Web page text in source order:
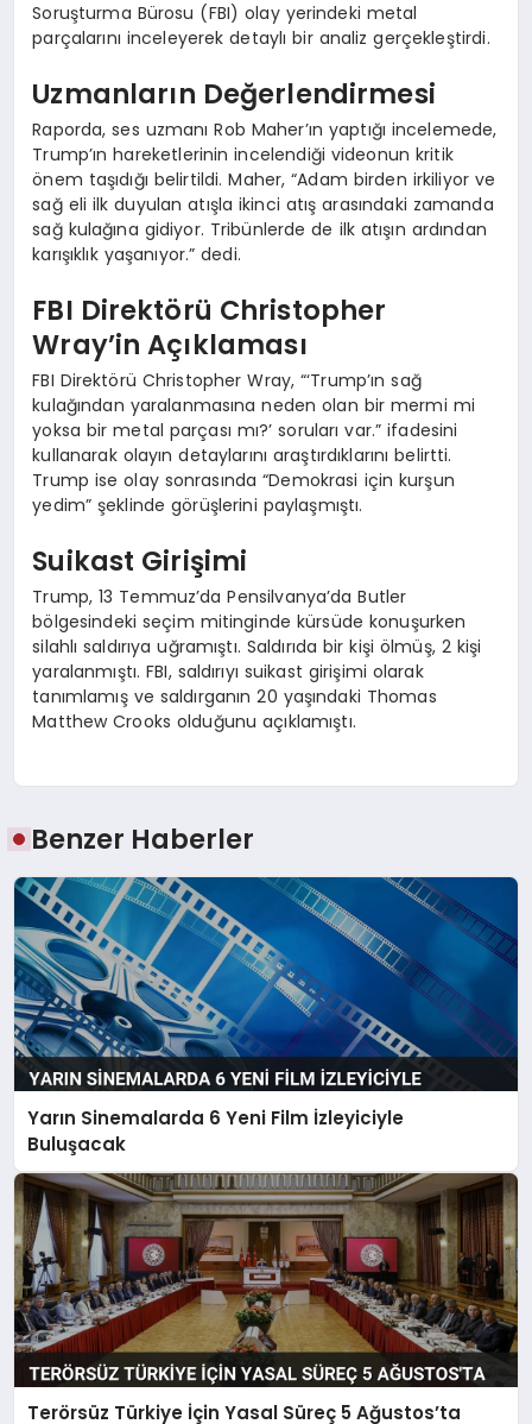
Soruşturma Bürosu (FBI) olay yerindeki metal
parçalarını inceleyerek detaylı bir analiz gerçekleştirdi.
Uzmanların Değerlendirmesi
Raporda, ses uzmanı Rob Maher’ın yaptığı incelemede,
Trump’ın hareketlerinin incelendiği videonun kritik
önem taşıdığı belirtildi. Maher, “Adam birden irkiliyor ve
sağ eli ilk duyulan atışla ikinci atış arasındaki zamanda
sağ kulağına gidiyor. Tribünlerde de ilk atışın ardından
karışıklık yaşanıyor.” dedi.
FBI Direktörü Christopher
Wray’in Açıklaması
FBI Direktörü Christopher Wray, “‘Trump’ın sağ
kulağından yaralanmasına neden olan bir mermi mi
yoksa bir metal parçası mı?’ soruları var.” ifadesini
kullanarak olayın detaylarını araştırdıklarını belirtti.
Trump ise olay sonrasında “Demokrasi için kurşun
yedim” şeklinde görüşlerini paylaşmıştı.
Suikast Girişimi
Trump, 13 Temmuz’da Pensilvanya’da Butler
bölgesindeki seçim mitinginde kürsüde konuşurken
silahlı saldırıya uğramıştı. Saldırıda bir kişi ölmüş, 2 kişi
yaralanmıştı. FBI, saldırıyı suikast girişimi olarak
tanımlamış ve saldırganın 20 yaşındaki Thomas
Matthew Crooks olduğunu açıklamıştı.
Benzer Haberler
Yarın Sinemalarda 6 Yeni Film İzleyiciyle
Buluşacak
Terörsüz Türkiye İçin Yasal Süreç 5 Ağustos’ta